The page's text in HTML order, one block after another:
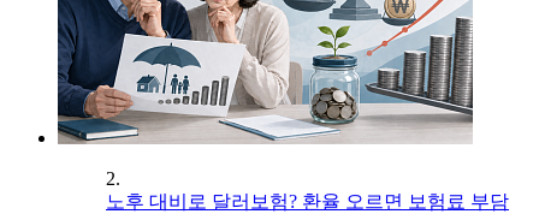
2.
노후 대비로 달러보험? 환율 오르면 보험료 부담